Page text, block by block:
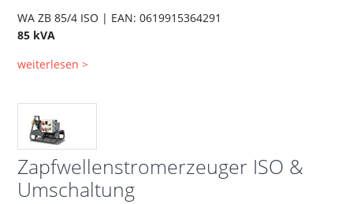
WA ZB 85/4 ISO | EAN: 0619915364291
85 kVA
weiterlesen >
Zapfwellenstromerzeuger ISO &
Umschaltung